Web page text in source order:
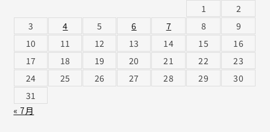
1
2
3
4 5 6 7 8
9
10
11 12 13 14 15
16
17
18 19 20 21 22
23
24
25 26 27 28 29
30
31
« 7月